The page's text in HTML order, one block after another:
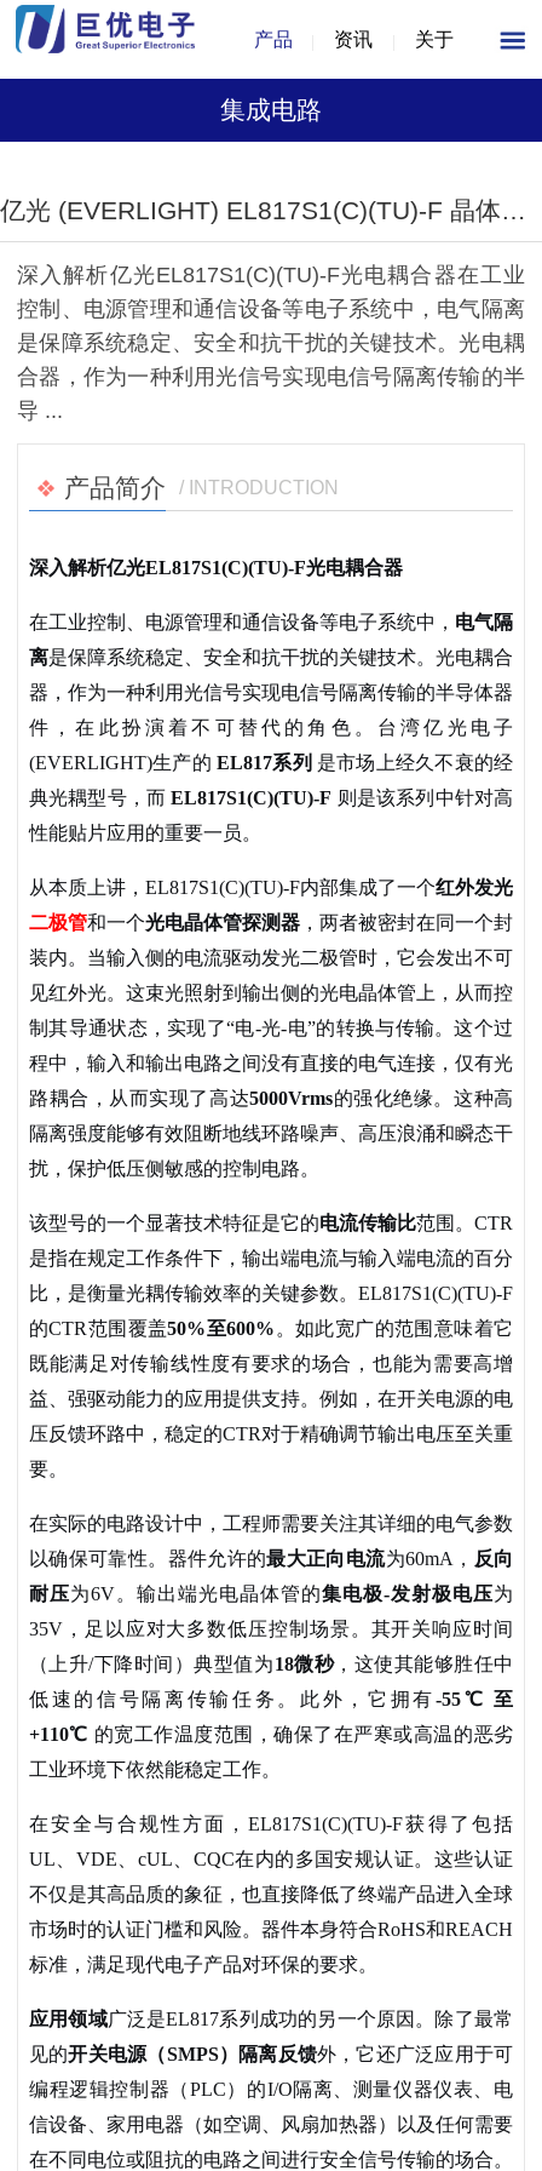
产品 资讯 关于
集成电路
1/1
亿光 (EVERLIGHT) EL817S1(C)(TU)-F 晶体管输出光电耦合器
深入解析亿光EL817S1(C)(TU)-F光电耦合器在工业
控制、电源管理和通信设备等电子系统中，电气隔离
是保障系统稳定、安全和抗干扰的关键技术。光电耦
合器，作为一种利用光信号实现电信号隔离传输的半
导 ...
产品简介 / INTRODUCTION
深入解析亿光EL817S1(C)(TU)-F光电耦合器
在工业控制、电源管理和通信设备等电子系统中， 电气隔
离是保障系统稳定、安全和抗干扰的关键技术。光电耦合
器，作为一种利用光信号实现电信号隔离传输的半导体器
件，在此扮演着不可替代的角色。台湾亿光电子
(EVERLIGHT)生产的EL817系列 是市场上经久不衰的经
典光耦型号，而EL817S1(C)(TU)-F 则是该系列中针对高
性能贴片应用的重要一员。
从本质上讲， EL817S1(C)(TU)-F内部集成了一个红外发光
二极管和一个光电晶体管探测器 ，两者被密封在同一个封
装内。当输入侧的电流驱动发光二极管时，它会发出不可
见红外光。这束光照射到输出侧的光电晶体管上，从而控
制其导通状态，实现了“电-光-电”的转换与传输。这个过
程中，输入和输出电路之间没有直接的电气连接，仅有光
路耦合，从而实现了高达5000Vrms的强化绝缘。这种高
隔离强度能够有效阻断地线环路噪声、高压浪涌和瞬态干
扰，保护低压侧敏感的控制电路。
该型号的一个显著技术特征是它的电流传输比范围。CTR
是指在规定工作条件下，输出端电流与输入端电流的百分
比，是衡量光耦传输效率的关键参数。EL817S1(C)(TU)-F
的CTR范围覆盖50%至600% 。如此宽广的范围意味着它
既能满足对传输线性度有要求的场合，也能为需要高增
益、强驱动能力的应用提供支持。例如，在开关电源的电
压反馈环路中，稳定的CTR对于精确调节输出电压至关重
要。
在实际的电路设计中，工程师需要关注其详细的电气参数
以确保可靠性。器件允许的最大正向电流为60mA， 反向
耐压为6V。输出端光电晶体管的集电极-发射极电压为
35V，足以应对大多数低压控制场景。其开关响应时间
（上升/下降时间）典型值为18微秒，这使其能够胜任中
低速的信号隔离传输任务。此外，它拥有-55℃ 至
+110℃ 的宽工作温度范围，确保了在严寒或高温的恶劣
工业环境下依然能稳定工作。
在安全与合规性方面，EL817S1(C)(TU)-F获得了包括
UL、VDE、cUL、CQC在内的多国安规认证。这些认证
不仅是其高品质的象征，也直接降低了终端产品进入全球
市场时的认证门槛和风险。器件本身符合RoHS和REACH
标准，满足现代电子产品对环保的要求。
应用领域广泛是EL817系列成功的另一个原因。除了最常
见的开关电源（SMPS）隔离反馈外，它还广泛应用于可
编程逻辑控制器（PLC）的I/O隔离、测量仪器仪表、电
信设备、家用电器（如空调、风扇加热器）以及任何需要
在不同电位或阻抗的电路之间进行安全信号传输的场合。